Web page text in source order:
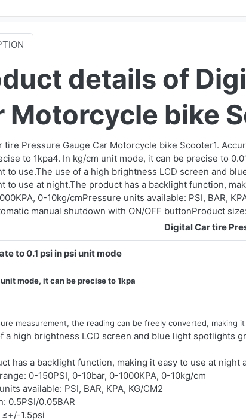
details of
Motorcycle bike
tire Pressure Gauge Car Motorcycle bike Scooter1.
to 1kpa4. In kg/cm unit mode, it can be precise to
to use.The use of a high brightness LCD screen and
to use at night.The product has a backlight function,
0-10kg/cmPressure units available: PSI, BAR,
manual shutdown with ON/OFF buttonProduct
Digital Car tire
to 0.1 psi in psi unit mode
mode, it can be precise to 1kpa
measurement, the reading can be freely converted, making
a high brightness LCD screen and blue light spotlights
has a backlight function, making it easy to use at night
0-150PSI, 0-10bar, 0-1000KPA, 0-10kg/cm
available: PSI, BAR, KPA, KG/CM2
0.5PSI/0.05BAR
1.5psi